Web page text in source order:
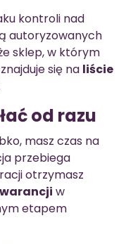
kontroli nad
autoryzowanych
sklep, w którym
się na liście
od razu
masz czas na
przebiega
otrzymasz
w
etapem